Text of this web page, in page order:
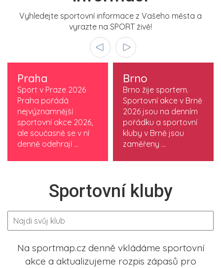
Vyhledejte sportovní informace z Vašeho města a
vyrazte na SPORT živě!
Praha
Sport v Praze 2026
Praha pořádá
nejvýznamnější
sportovní akce 2026,
ale současně se v ní
denně odehrají ...
Brno
Brno žije sportem.
Sportovní akce v Brně
2026 jsou na denním
pořádku a sportovní
kluby v Brně jsou
zaměřeny ...
Sportovní kluby
Na sportmap.cz denně vkládáme sportovní
akce a aktualizujeme rozpis zápasů pro